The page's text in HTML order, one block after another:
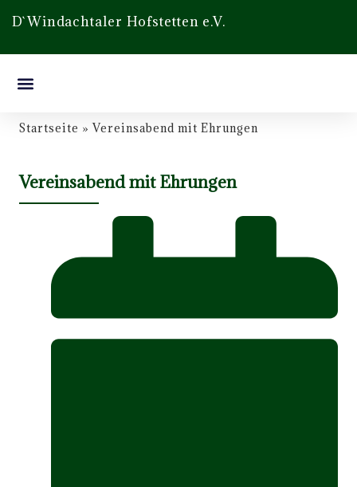
D`Windachtaler Hofstetten e.V.
Startseite »Vereinsabend mit Ehrungen
Vereinsabend mit Ehrungen